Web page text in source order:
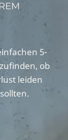
5-
ob
leiden